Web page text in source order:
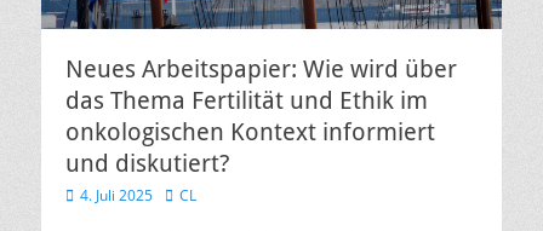
Neues Arbeitspapier: Wie wird über
das Thema Fertilität und Ethik im
onkologischen Kontext informiert
und diskutiert?
Veröffentlicht
4. Juli 2025 Autor
CL